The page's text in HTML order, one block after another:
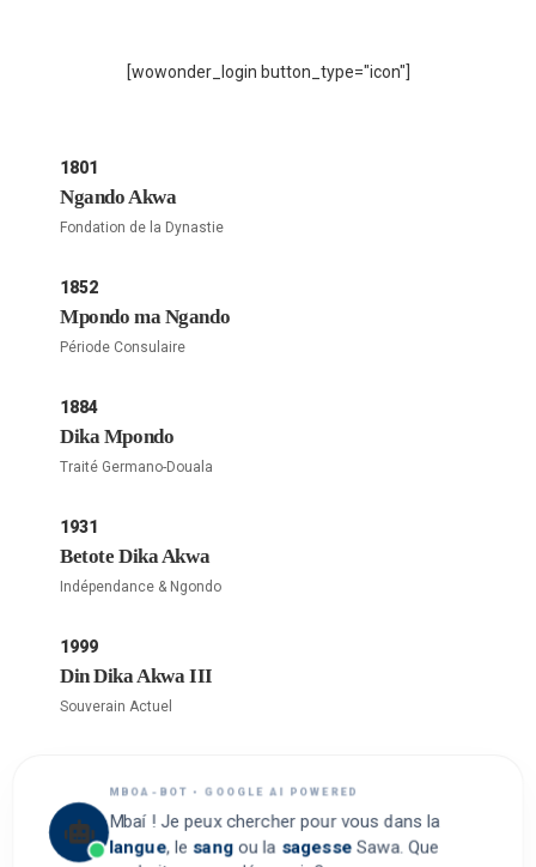
[wowonder_login button_type="icon"]
1801
Ngando Akwa
Fondation de la Dynastie
1852
Mpondo ma Ngando
Période Consulaire
1884
Dika Mpondo
Traité Germano-Douala
1931
Betote Dika Akwa
Indépendance & Ngondo
1999
Din Dika Akwa III
Souverain Actuel
MBOA-BOT • GOOGLE AI POWERED
Mbaí ! Je peux chercher pour vous dans la
langue, le sangou la sagesse Sawa. Que